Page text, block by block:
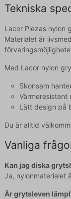
Tekniska
Lacor Piezas nylon
Materialet är
Med Lacor nylon
Skonsam
Värmeresistent
Lätt design på
Du är alltid
Vanliga
Kan jag diska
Ja, nylonmaterialet
Är grytsleven